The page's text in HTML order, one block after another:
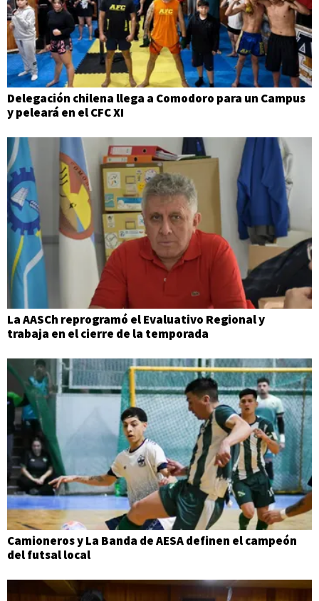
Delegación chilena llega a Comodoro para un Campus
y peleará en el CFC XI
La AASCh reprogramó el Evaluativo Regional y
trabaja en el cierre de la temporada
Camioneros y La Banda de AESA definen el campeón
del futsal local